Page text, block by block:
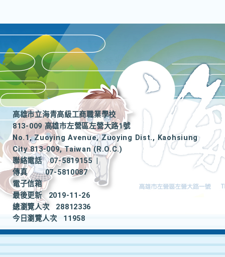
高雄市立海青高級工商職業學校
813-009 高雄市左營區左營大路1號
No.1, Zuoying Avenue, Zuoying Dist., Kaohsiung
City 813-009, Taiwan (R.O.C.)
聯絡電話
07-5819155
|
傳真
07-5810087
電子信箱
最後更新
2019-11-26
總瀏覽人次
28812336
今日瀏覽人次
11958